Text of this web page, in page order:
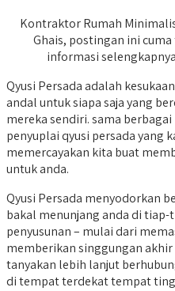
Kontraktor Rumah
Ghais, postingan ini
informasi
Qyusi Persada adalah
andal untuk siapa saja yang
mereka sendiri. sama
penyuplai qyusi persada yang
memercayakan kita buat
untuk anda.
Qyusi Persada menyodorkan
bakal menunjang anda di
penyusunan – mulai dari
memberikan singgungan
tanyakan lebih lanjut
di tempat terdekat tempat